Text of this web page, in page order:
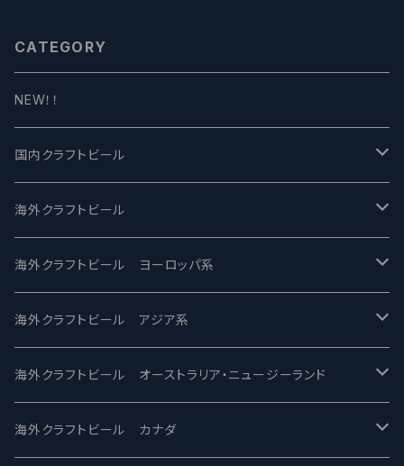
CATEGORY
NEW！！
国内クラフトビール
UCHU BREWING -うちゅうブルーイング
バテレ -VERTERE
2nd Story Ale Works -セカンドストーリー
ビアへるん - Beer Hearn
忽布古丹醸造 - HOP KOTAN
海外クラフトビール
Modern Times モダンタイムズ
Maui マウイ
Toppling Goliath トップリンゴライアス
Fair State フェアステイト
海外クラフトビール ヨーロッパ系
UnBarred -アンバード
SAIREN /サイレン
ワイルドチャイルド - Wilde Child
海外クラフトビール アジア系
gweilo-鬼佬 グウァイロ
Heart Of Darkness - ハートオブダークネス
海外クラフトビール オーストラリア・ニュージーランド
ROCKY RIDGE - ロッキーリッジ
海外クラフトビール カナダ